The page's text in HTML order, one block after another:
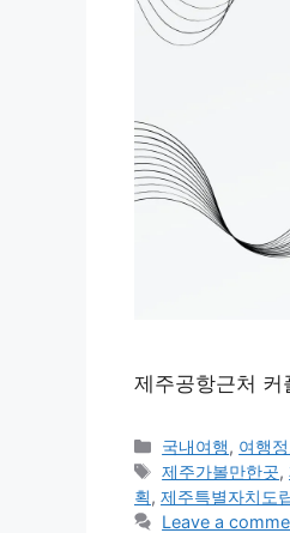
제주공항근처 커
Categories
국내여행, 여행
Tags
제주가볼만한곳,
획, 제주특별자치도
Leave a